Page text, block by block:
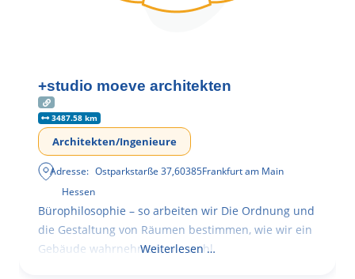
+studio moeve architekten
3487.58 km
Architekten/Ingenieure
Adresse: Ostparkstarße 37,60385Frankfurt am Main
Hessen
Bürophilosophie – so arbeiten wir Die Ordnung und
die Gestaltung von Räumen bestimmen, wie wir ein
Gebäude wahrnehmen, wie wohl
Weiterlesen …